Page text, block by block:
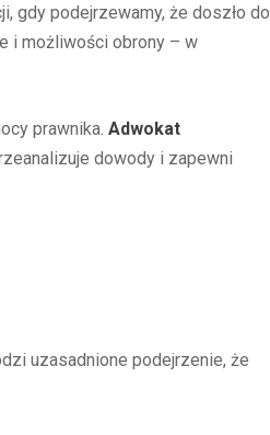
gdy podejrzewamy, że doszło do
i możliwości obrony – w
prawnika. Adwokat
dowody i zapewni
uzasadnione podejrzenie, że